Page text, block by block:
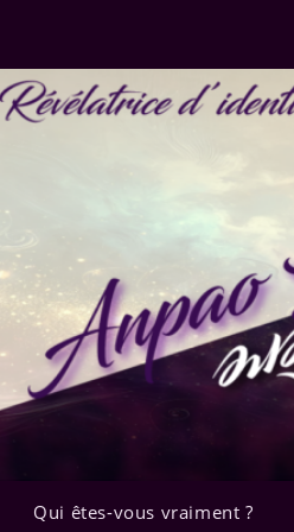
Qui êtes-vous vraiment ?